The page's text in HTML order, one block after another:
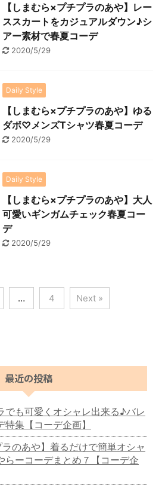
【しまむら×プチプラのあや】レー
ススカートをカジュアルダウン♪シ
アー素材で春夏コーデ
2020/5/29
Daily Style
【しまむら×プチプラのあや】ゆる
ダボ♡メンズTシャツ春夏コーデ
2020/5/29
Daily Style
【しまむら×プチプラのあや】大人
可愛いギンガムチェック春夏コー
デ
2020/5/29
… 4 Next »
最近の投稿
でも可愛くオシャレ出来る♪バレ
集【コーデ企画】
ラのあや】着るだけで簡単オシャ
らーコーデまとめ７【コーデ企